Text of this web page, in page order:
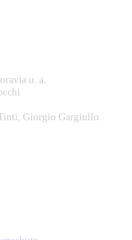
u. a.
Giorgio Gargiullo